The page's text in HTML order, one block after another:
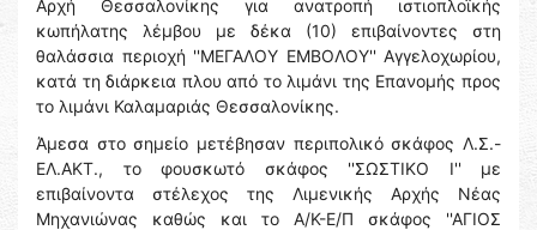
Αρχή Θεσσαλονίκης για ανατροπή ιστιοπλοϊκής
κωπήλατης λέμβου με δέκα (10) επιβαίνοντες στη
θαλάσσια περιοχή ''ΜΕΓΑΛΟΥ ΕΜΒΟΛΟΥ'' Αγγελοχωρίου,
κατά τη διάρκεια πλου από το λιμάνι της Επανομής προς
το λιμάνι Καλαμαριάς Θεσσαλονίκης.
Άμεσα στο σημείο μετέβησαν περιπολικό σκάφος Λ.Σ.-
ΕΛ.ΑΚΤ., το φουσκωτό σκάφος ''ΣΩΣΤΙΚΟ Ι'' με
επιβαίνοντα στέλεχος της Λιμενικής Αρχής Νέας
Μηχανιώνας καθώς και το Α/Κ-Ε/Π σκάφος ''ΑΓΙΟΣ